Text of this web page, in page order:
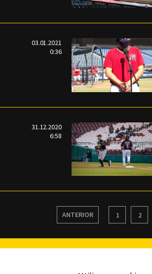
03.01.2021
0:36
31.12.2020
6:58
ANTERIOR 1 2